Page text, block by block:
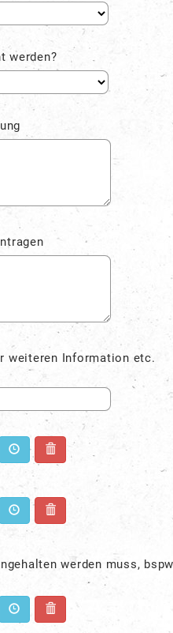
werden?
weiteren Information etc.
werden muss,